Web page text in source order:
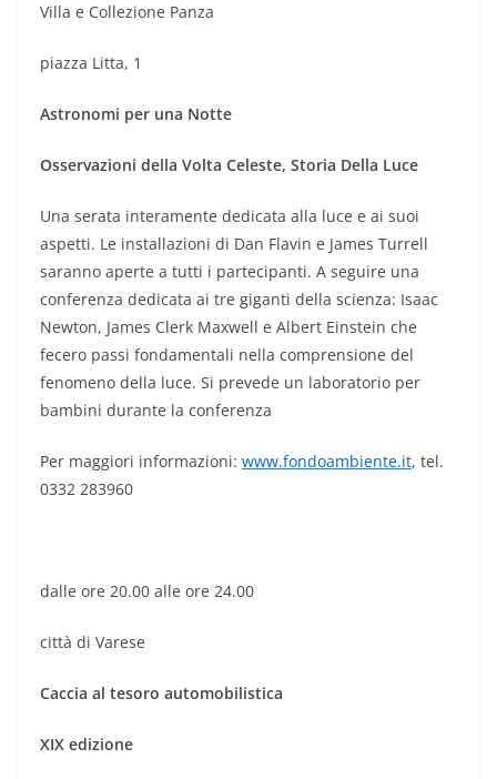
Villa e Collezione Panza
piazza Litta, 1
Astronomi per una Notte
Osservazioni della Volta Celeste, Storia Della Luce
Una serata interamente dedicata alla luce e ai suoi
aspetti. Le installazioni di Dan Flavin e James Turrell
saranno aperte a tutti i partecipanti. A seguire una
conferenza dedicata ai tre giganti della scienza: Isaac
Newton, James Clerk Maxwell e Albert Einstein che
fecero passi fondamentali nella comprensione del
fenomeno della luce. Si prevede un laboratorio per
bambini durante la conferenza
Per maggiori informazioni: www.fondoambiente.it, tel.
0332 283960
dalle ore 20.00 alle ore 24.00
città di Varese
Caccia al tesoro automobilistica
XIX edizione